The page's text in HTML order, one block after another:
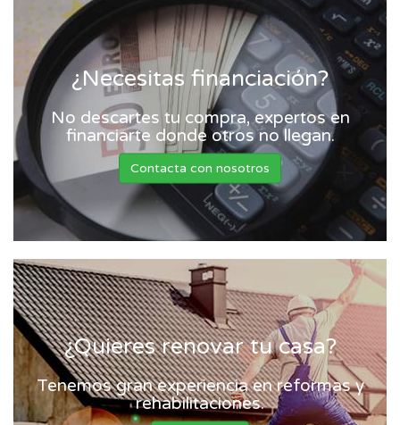
¿Necesitas financiación?
No descartes tu compra, expertos en
financiarte donde otros no llegan.
Contacta con nosotros
¿Quieres renovar tu casa?
Tenemos gran experiencia en reformas y
rehabilitaciones.